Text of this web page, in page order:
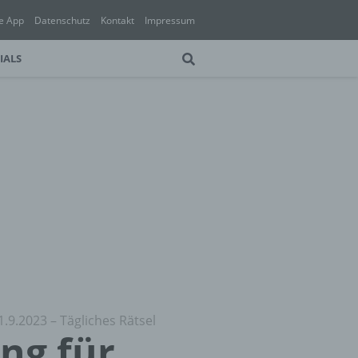
App Datenschutz Kontakt Impressum
– Tägliches Rätsel